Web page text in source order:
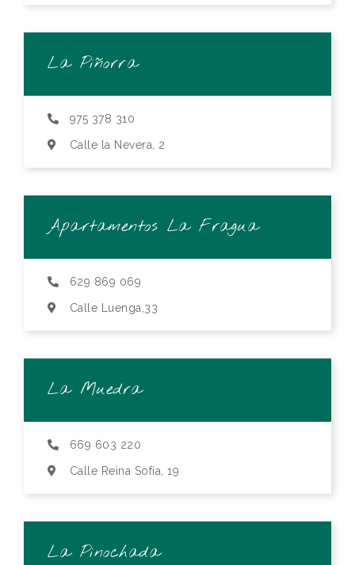
La Piñorra
975 378 310
Calle la Nevera, 2
Apartamentos La Fragua
629 869 069
Calle Luenga,33
La Muedra
669 603 220
Calle Reina Sofía, 19
La Pinochada